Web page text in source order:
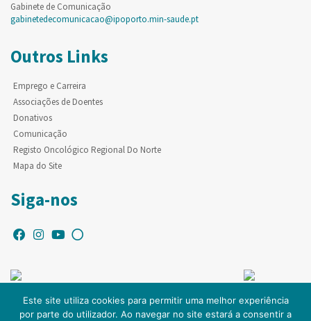
Gabinete de Comunicação
gabinetedecomunicacao@ipoporto.min-saude.pt
Outros Links
Emprego e Carreira
Associações de Doentes
Donativos
Comunicação
Registo Oncológico Regional Do Norte
Mapa do Site
Siga-nos
Este site utiliza cookies para permitir uma melhor experiência
por parte do utilizador. Ao navegar no site estará a consentir a